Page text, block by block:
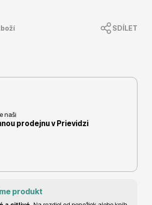
SDÍLET
naši
prodejnu v Prievidzi
produkt